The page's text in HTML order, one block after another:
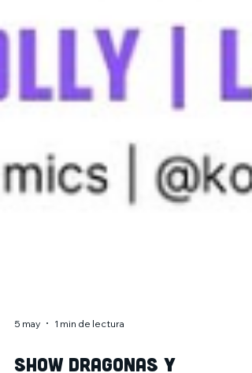
5 may 1 min de lectura